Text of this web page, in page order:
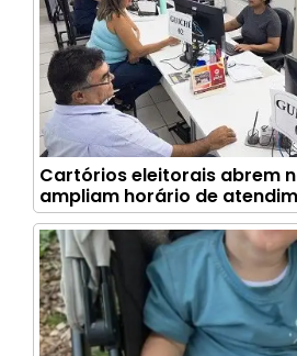
Cartórios eleitorais abrem
ampliam horário de